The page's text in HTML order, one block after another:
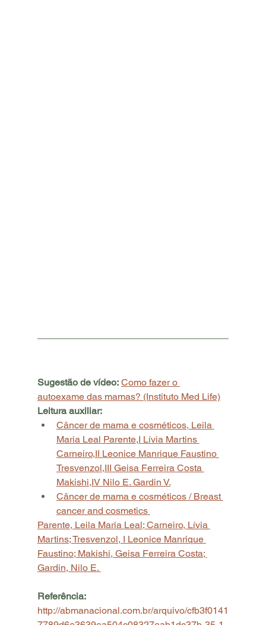
Sugestão de vídeo: Como fazer o
autoexame das mamas? (Instituto Med Life)
Leitura auxiliar:
Câncer de mama e cosméticos, Leila
Maria Leal Parente,I Lívia Martins
Carneiro,II Leonice Manrique Faustino
Tresvenzol,III Geisa Ferreira Costa
Makishi,IV Nilo E. Gardin V.
Câncer de mama e cosméticos / Breast
cancer and cosmetics
Parente, Leila Maria Leal; Carneiro, Lívia
Martins; Tresvenzol, I Leonice Manrique
Faustino; Makishi, Geisa Ferreira Costa;
Gardin, Nilo E.
Referência:
http://abmanacional.com.br/arquivo/cfb3f0141